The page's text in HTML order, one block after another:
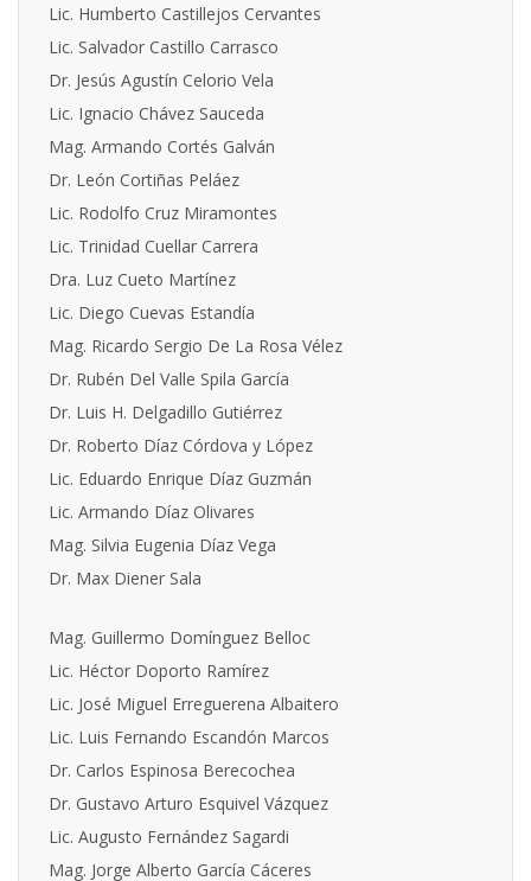
Lic. Humberto Castillejos Cervantes
Lic. Salvador Castillo Carrasco
Dr. Jesús Agustín Celorio Vela
Lic. Ignacio Chávez Sauceda
Mag. Armando Cortés Galván
Dr. León Cortiñas Peláez
Lic. Rodolfo Cruz Miramontes
Lic. Trinidad Cuellar Carrera
Dra. Luz Cueto Martínez
Lic. Diego Cuevas Estandía
Mag. Ricardo Sergio De La Rosa Vélez
Dr. Rubén Del Valle Spila García
Dr. Luis H. Delgadillo Gutiérrez
Dr. Roberto Díaz Córdova y López
Lic. Eduardo Enrique Díaz Guzmán
Lic. Armando Díaz Olivares
Mag. Silvia Eugenia Díaz Vega
Dr. Max Diener Sala
Mag. Guillermo Domínguez Belloc
Lic. Héctor Doporto Ramírez
Lic. José Miguel Erreguerena Albaitero
Lic. Luis Fernando Escandón Marcos
Dr. Carlos Espinosa Berecochea
Dr. Gustavo Arturo Esquivel Vázquez
Lic. Augusto Fernández Sagardi
Mag. Jorge Alberto García Cáceres